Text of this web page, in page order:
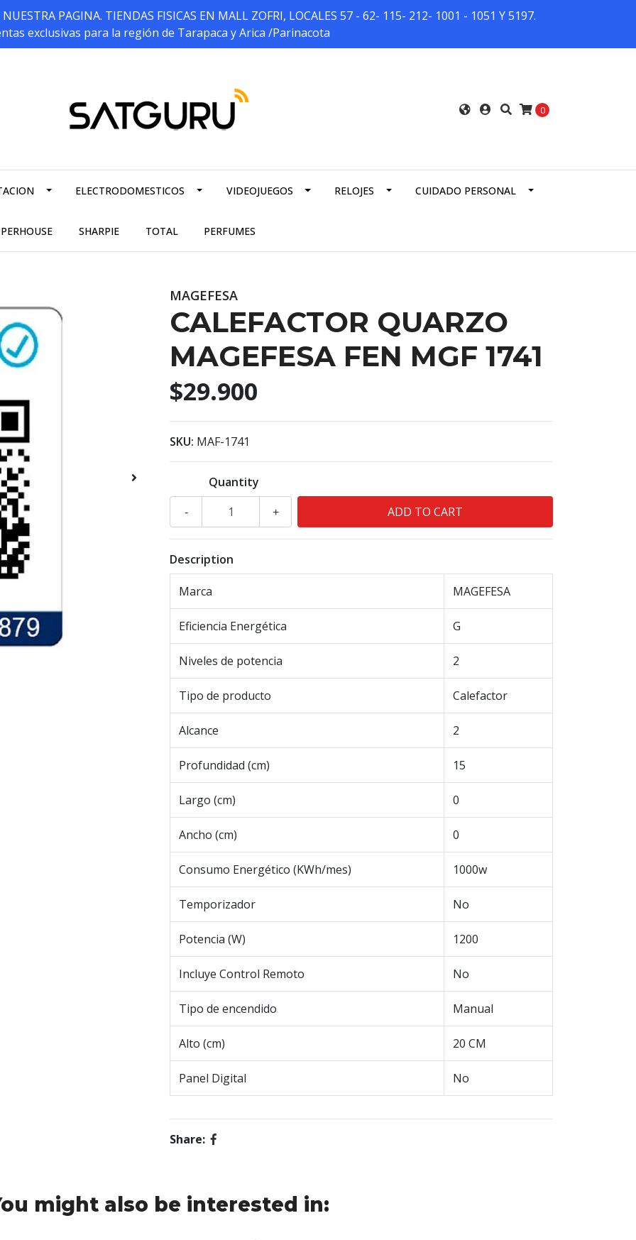
PAGINA. TIENDAS FISICAS EN MALL ZOFRI, LOCALES 57 - 62- 115- 212- 1001 - 1051 Y 5197.
exclusivas para la región de Tarapaca y Arica /Parinacota
0
ELECTRODOMESTICOS VIDEOJUEGOS RELOJES CUIDADO PERSONAL
SHARPIE TOTAL PERFUMES
MAGEFESA
CALEFACTOR QUARZO
MAGEFESA FEN MGF 1741
$29.900
SKU: MAF-1741
Quantity
+
-
Description
Marca MAGEFESA
Eficiencia Energética G
Niveles de potencia 2
Tipo de producto Calefactor
Alcance 2
Profundidad (cm) 15
Largo (cm) 0
Ancho (cm) 0
Consumo Energético (KWh/mes) 1000w
Temporizador No
Potencia (W) 1200
Incluye Control Remoto No
Tipo de encendido Manual
Alto (cm) 20 CM
Panel Digital No
Share:
might also be interested in: